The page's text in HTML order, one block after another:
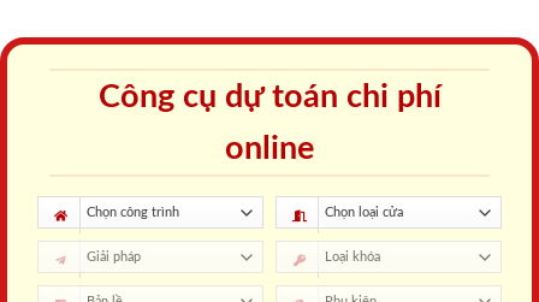
Công cụ dự toán chi phí
online